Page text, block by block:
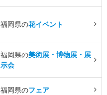
福岡県の花イベント
福岡県の美術展・博物展・展
示会
福岡県のフェア